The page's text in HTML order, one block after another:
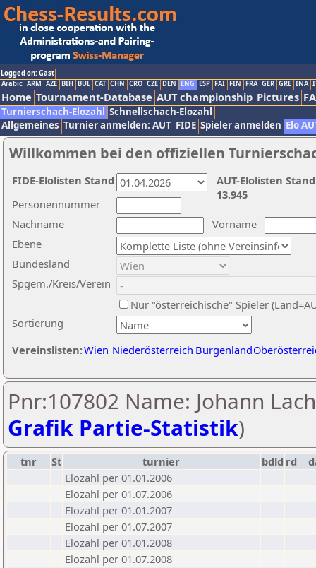
Logged on: Gast
Arabic ARM AZE BIH BUL CAT CHN CRO CZE DEN ENG ESP FAI FIN FRA GER GRE INA
Home Tournament-Database AUT championship Pictures
Turnierschach-Elozahl Schnellschach-Elozahl
Allgemeines Turnier anmelden: AUT FIDE Spieler anmelden Elo
Willkommen bei den offiziellen
Nachname
Vorname
Ebene
Sortierung
Personennummer
Bundesland
Spgem./Kreis/Verein
Nur "österreichische" Spieler
Vereinslisten:Wien Niederösterreich Burgenland
AUT-Elolisten
13.945
FIDE-Elolisten Stand
Pnr:107802 Name: Johann
Grafik Partie-Statistik)
tnr St turnier bdld rd
Elozahl per 01.01.2006
Elozahl per 01.07.2006
Elozahl per 01.01.2007
Elozahl per 01.07.2007
Elozahl per 01.01.2008
Elozahl per 01.07.2008